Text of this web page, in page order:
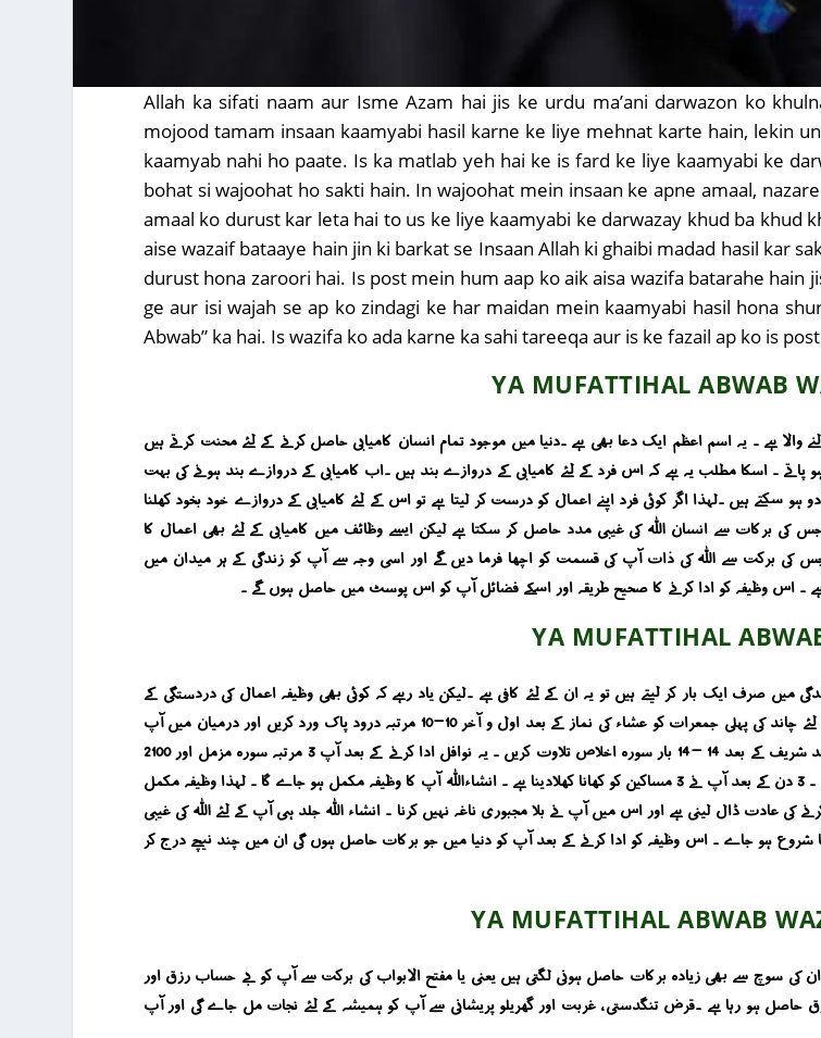
Allah ka sifati naam aur Isme Azam hai jis ke urdu ma’ani darwazon ko
mojood tamam insaan kaamyabi hasil karne ke liye mehnat karte hain, lekin
kaamyab nahi ho paate. Is ka matlab yeh hai ke is fard ke liye kaamyabi ke
bohat si wajoohat ho sakti hain. In wajoohat mein insaan ke apne amaal,
amaal ko durust kar leta hai to us ke liye kaamyabi ke darwazay khud ba khud
aise wazaif bataaye hain jin ki barkat se Insaan Allah ki ghaibi madad hasil kar
durust hona zaroori hai. Is post mein hum aap ko aik aisa wazifa batarahe hain
ge aur isi wajah se ap ko zindagi ke har maidan mein kaamyabi hasil hona
Abwab” ka hai. Is wazifa ko ada karne ka sahi tareeqa aur is ke fazail ap ko is
YA MUFATTIHAL ABWAB
والا ہے ۔ یہ اسم اعظم ایک دعا بھی ہے ۔دنیا میں موجود تمام انسان کامیابی حاصل کرنے کے لئے محنت کرتے ہیں
۔ اسکا مطلب یہ ہے کہ اس فرد کے لئے کامیابی کے دروازے بند ہیں ۔اب کامیابی کے دروازے بند ہونے کی بہت
سکتے ہیں ۔لہذا اگر کوئی فرد اپنے اعمال کو درست کر لیتا ہے تو اس کے لئے کامیابی کے دروازے خود بخود کھلنا
برکات سے انسان اللہ کی غیبی مدد حاصل کر سکتا ہے لیکن ایسے وظائف میں کامیابی کے لئے بھی اعمال کا
برکت سے اللہ کی ذات آپ کی قسمت کو اچھا فرما دیں گے اور اسی وجہ سے آپ کو زندگی کے ہر میدان میں
ہے ۔ اس وظیفہ کو ادا کرنے کا صحیح طریقہ اور اسکے فضائل آپ کو اس پوسٹ میں حاصل ہوں گے ۔
YA MUFATTIHAL
بہن اس وظیفہ کو زندگی میں صرف ایک بار کر لیتے ہیں تو یہ ان کے لئے کافی ہے ۔لیکن یاد رہے کہ کوئی بھی وظیفہ اعمال کی دردستگی کے
ساتھ کیا جاے گا تو اس میں کامیابی ملے گی ۔ لہذا یا مفتح الابواب کا وظیفہ کرنے کے لئے چاند کی پہلی جمعرات کو عشاء کی نماز کے بعد اول و آخر 10-10 مرتبہ درود پاک ورد کریں اور درمیان میں آپ
دونفل نماز ہدیہ محمد آل محمد اس طرح ادا کریں کہ ان دونوں نوافل میں آپ الحمد شریف کے بعد 14 -14 بار سورہ اخلاص تلاوت کریں ۔ یہ نوافل ادا کرنے کے بعد آپ 3 مرتبہ سورہ مزمل اور 2100
مرتبہ یا مفتح الابواب محبت سے ورد کریں ۔ یہ وظیفہ آپ نے 3 دن تک جاری رکھنا ہے ۔ 3 دن کے بعد آپ نے 3 مساکین کو کھانا کھلادینا ہے ۔ انشاءاللہ آپ کا وظیفہ مکمل ہو جاے گا ۔ لہذا وظیفہ مکمل
ابراہیمی اور 100 مرتبہ یا مفتح الابواب ورد کرنے کی عادت ڈال لینی ہے اور اس میں آپ نے بلا مجبوری ناغہ نہیں کرنا ۔ انشاء اللہ جلد ہی آپ کے لئے اللہ کی غیبی
شروع ہو جاے ۔ اس وظیفہ کو ادا کرنے کے بعد آپ کو دنیا میں جو برکات حاصل ہوں گی ان میں چند نیچے درج کر
YA MUFATTIHAL ABWAB
میں ان کی سوچ سے بھی زیادہ برکات حاصل ہونی لگتی ہیں یعنی یا مفتح الابواب کی برکت سے آپ کو بے حساب رزق اور
حاصل ہو رہا ہے ۔قرض تنگدستی ، غربت اور گھریلو پریشانی سے آپ کو ہمیشہ کے لئے نجات مل جاے گی اور آپ